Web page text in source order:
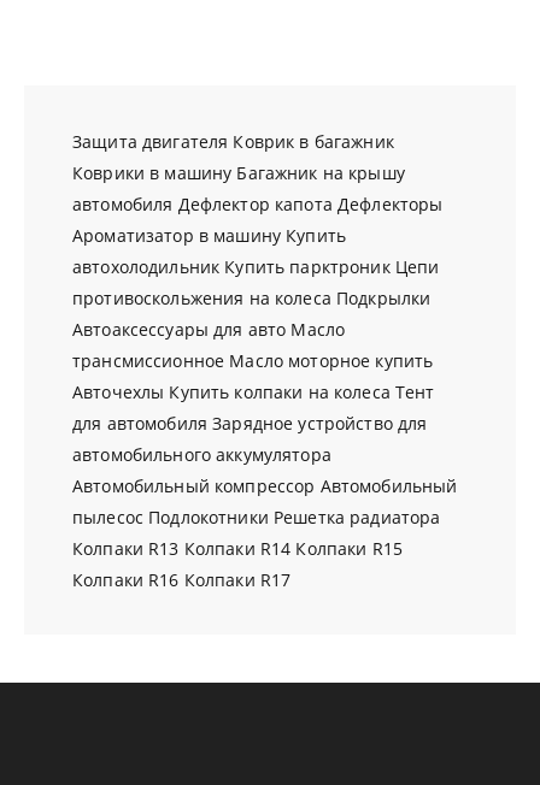
Защита двигателя Коврик в багажник
Коврики в машину Багажник на крышу
автомобиля Дефлектор капота Дефлекторы
Ароматизатор в машину Купить
автохолодильник Купить парктроник Цепи
противоскольжения на колеса Подкрылки
Автоаксессуары для авто Масло
трансмиссионное Масло моторное купить
Авточехлы Купить колпаки на колеса Тент
для автомобиля Зарядное устройство для
автомобильного аккумулятора
Автомобильный компрессор Автомобильный
пылесос Подлокотники Решетка радиатора
Колпаки R13 Колпаки R14 Колпаки R15
Колпаки R16 Колпаки R17